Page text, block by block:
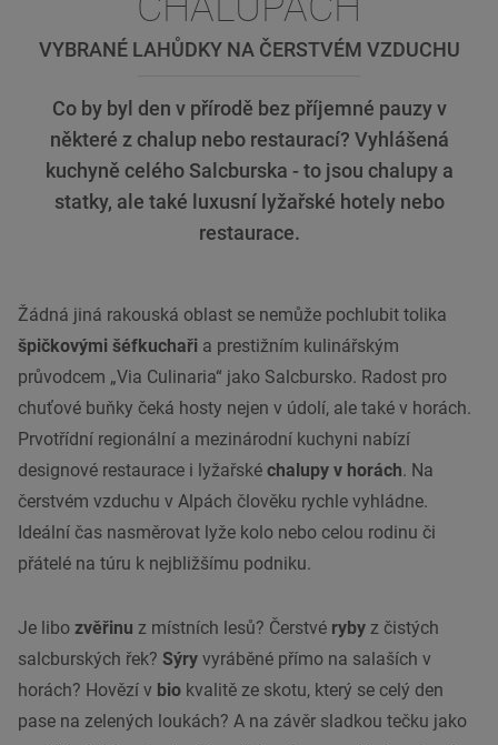
VYBRANÉ LAHŮDKY NA ČERSTVÉM VZDUCHU
Co by byl den v přírodě bez příjemné pauzy v
některé z chalup nebo restaurací? Vyhlášená
kuchyně celého Salcburska - to jsou chalupy a
statky, ale také luxusní lyžařské hotely nebo
restaurace.
Žádná jiná rakouská oblast se nemůže pochlubit tolika
špičkovými šéfkuchaři a prestižním kulinářským
průvodcem „Via Culinaria“ jako Salcbursko. Radost pro
chuťové buňky čeká hosty nejen v údolí, ale také v horách.
Prvotřídní regionální a mezinárodní kuchyni nabízí
designové restaurace i lyžařské chalupy v horách. Na
čerstvém vzduchu v Alpách člověku rychle vyhládne.
Ideální čas nasměrovat lyže kolo nebo celou rodinu či
přátelé na túru k nejbližšímu podniku.
Je libo zvěřinu z místních lesů? Čerstvé ryby z čistých
salcburských řek? Sýry vyráběné přímo na salaších v
horách? Hovězí v bio kvalitě ze skotu, který se celý den
pase na zelených loukách? A na závěr sladkou tečku jako